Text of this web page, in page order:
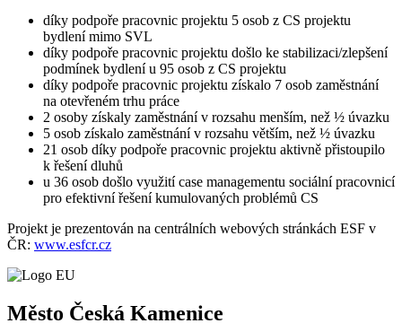
díky podpoře pracovnic projektu 5 osob z CS projektu
bydlení mimo SVL
díky podpoře pracovnic projektu došlo ke stabilizaci/zlepšení
podmínek bydlení u 95 osob z CS projektu
díky podpoře pracovnic projektu získalo 7 osob zaměstnání
na otevřeném trhu práce
2 osoby získaly zaměstnání v rozsahu menším, než ½ úvazku
5 osob získalo zaměstnání v rozsahu větším, než ½ úvazku
21 osob díky podpoře pracovnic projektu aktivně přistoupilo
k řešení dluhů
u 36 osob došlo využití case managementu sociální pracovnicí
pro efektivní řešení kumulovaných problémů CS
Projekt je prezentován na centrálních webových stránkách ESF v
ČR: www.esfcr.cz
Město Česká Kamenice